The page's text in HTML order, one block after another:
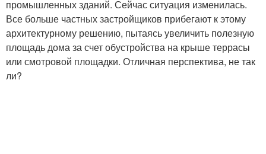
промышленных зданий. Сейчас ситуация изменилась.
Все больше частных застройщиков прибегают к этому
архитектурному решению, пытаясь увеличить полезную
площадь дома за счет обустройства на крыше террасы
или смотровой площадки. Отличная перспектива, не так
ли?